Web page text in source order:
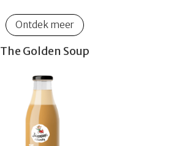
Ontdek meer
The Golden Soup